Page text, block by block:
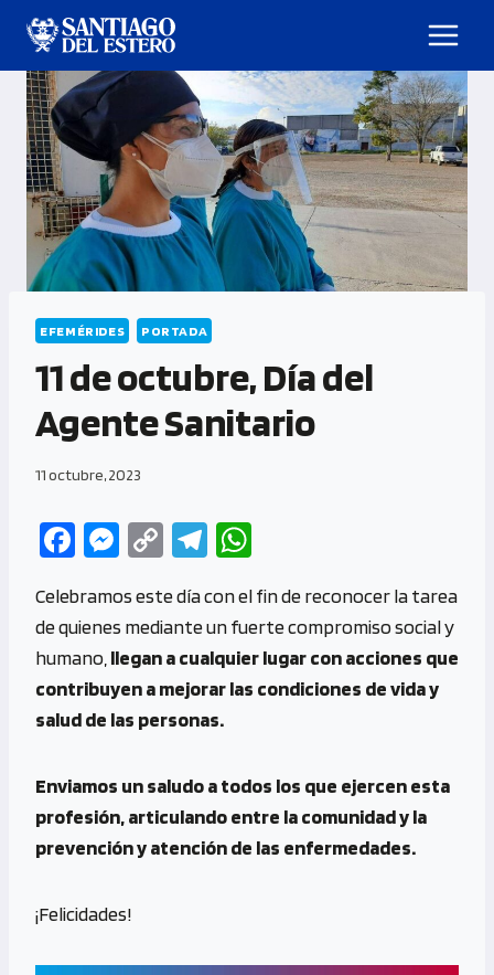
EFEMÉRIDES PORTADA
11 de octubre, Día del
Agente Sanitario
11 octubre, 2023
Fa
b
o
o
k
M
se
n
g
er
C
py
Li
n
k
Te
gr
a
m
at
s
A
Celebramos este día con el fin de reconocer la tarea
de quienes mediante un fuerte compromiso social y
humano, llegan a cualquier lugar con acciones que
contribuyen a mejorar las condiciones de vida y
salud de las personas.
Enviamos un saludo a todos los que ejercen esta
profesión, articulando entre la comunidad y la
prevención y atención de las enfermedades.
¡Felicidades!